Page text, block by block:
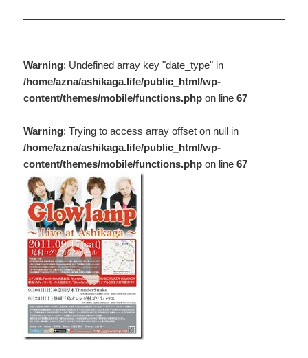
Warning: Undefined array key "date_type" in
/home/azna/ashikaga.life/public_html/wp-
content/themes/mobile/functions.php on line67
Warning: Trying to access array offset on null in
/home/azna/ashikaga.life/public_html/wp-
content/themes/mobile/functions.php on line67